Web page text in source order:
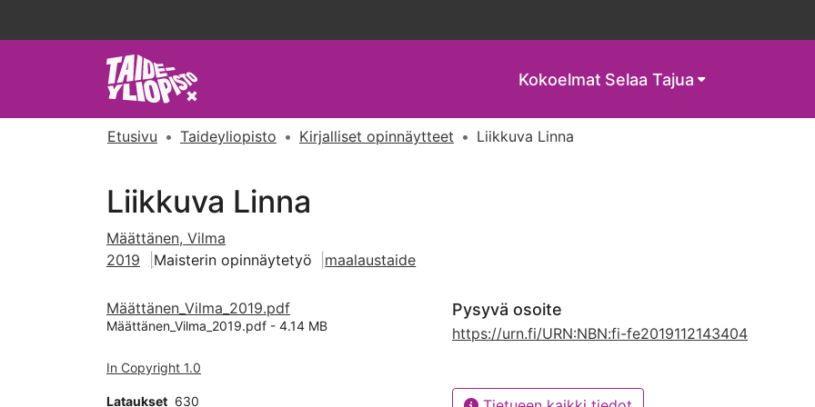
Kokoelmat Selaa Tajua
Etusivu Taideyliopisto Kirjalliset opinnäytteet Liikkuva Linna
Liikkuva Linna
Määttänen, Vilma
2019
Maisterin opinnäytetyö maalaustaide
Määttänen_Vilma_2019.pdf
Määttänen_Vilma_2019.pdf - 4.14 MB
In Copyright 1.0
Lataukset 630
Pysyvä osoite
https://urn.fi/URN:NBN:fi-fe2019112143404